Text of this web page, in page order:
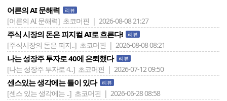
어른의 AI 문해력 리뷰
[어른의 AI 문해력] 초코머핀 | 2026-08-08 21:27
주식 시장의 돈은 피지컬 AI로 흐른다! 리뷰
[주식시장의 돈은 피지..] 초코머핀 | 2026-08-08 08:21
나는 성장주 투자로 40에 은퇴했다 리뷰
[나는 성장주 투자로 4..] 초코머핀 | 2026-07-12 09:50
센스있는 생각에는 틀이 있다 리뷰
[센스 있는 생각에는 ..] 초코머핀 | 2026-06-28 08:58